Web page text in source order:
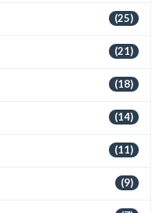
(25)
(21)
(18)
(14)
(11)
(9)